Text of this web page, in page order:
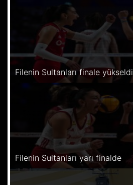
Filenin Sultanları finale yükseldi
Filenin Sultanları yarı finalde